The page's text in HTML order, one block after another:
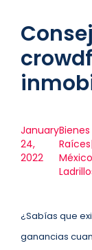
January
24,
2022
Bienes
¿Sabías que
ganancias